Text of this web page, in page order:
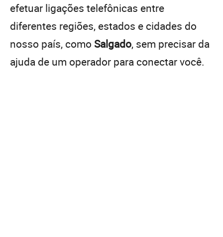
efetuar ligações telefônicas entre
diferentes regiões, estados e cidades do
nosso país, como Salgado, sem precisar da
ajuda de um operador para conectar você.